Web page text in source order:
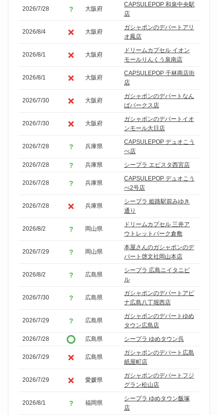
2026/7/28 大阪府
CAPSULEPOP 和泉中央駅
店
2026/8/4 大阪府
ガシャポンのデパートアリ
オ鳳店
2026/8/1 大阪府
ドリームカプセル イオン
モールりんくう泉南店
2026/8/1 大阪府
CAPSULEPOP 千林商店街
店
2026/7/30 大阪府
ガシャポンのデパートなん
ばパークス店
2026/7/30 大阪府
ガシャポンのデパートイオ
ンモール大日店
2026/7/28 兵庫県
CAPSULEPOP デュオこう
べ店
2026/7/28
兵庫県 シープラ エビスタ西宮店
2026/7/28 兵庫県
CAPSULEPOP デュオこう
べ2号店
2026/7/28 兵庫県
シープラ 姫路駅前みゆき
通り
2026/8/2 岡山県
ドリームカプセル 三井ア
ウトレットパーク倉敷
2026/7/29 岡山県
本屋さんのガシャポンのデ
パート啓文社岡山本店
2026/8/2 広島県
シープラ 広島ニイタニビ
ル
2026/7/30 広島県
ガシャポンのデパートアピ
ナ広島八丁堀西店
2026/7/29 広島県
ガシャポンのデパートゆめ
タウン広島店
2026/7/28
広島県 シープラ ゆめタウン呉
2026/7/29 広島県
ガシャポンのデパート広島
紙屋町店
2026/7/29 愛媛県
ガシャポンのデパートフジ
グラン松山店
2026/8/1 福岡県
シープラ ゆめタウン飯塚
店